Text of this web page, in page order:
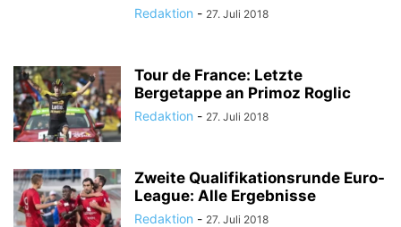
Redaktion - 27. Juli 2018
Tour de France: Letzte
Bergetappe an Primoz Roglic
Redaktion - 27. Juli 2018
Zweite Qualifikationsrunde Euro-
League: Alle Ergebnisse
Redaktion - 27. Juli 2018